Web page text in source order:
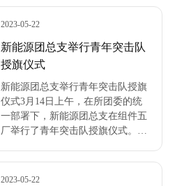
2023-05-22
新能源团总支举行青年突击队
授旗仪式
新能源团总支举行青年突击队授旗
仪式3月14日上午，在所团委的统
一部署下，新能源团总支在组件五
厂举行了青年突击队授旗仪式。新
记谢卓敏参加授旗仪式。在激昂的
国歌声后，公司党支部书记谢卓敏
2023-05-22